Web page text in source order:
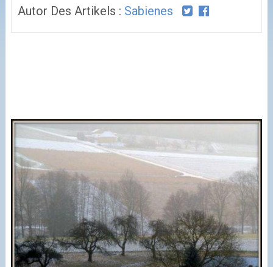
Autor Des Artikels : Sabienes